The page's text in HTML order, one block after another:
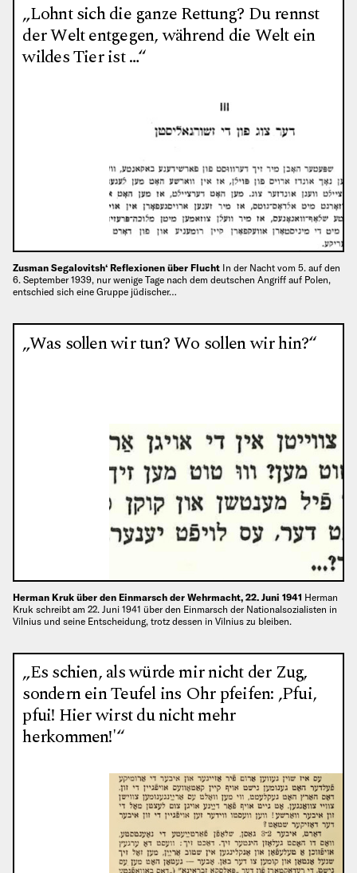
„Lohnt sich die ganze Rettung? Du rennst
der Welt entgegen, während die Welt ein
wildes Tier ist …“
Zusman Segalovitsh‘ Reflexionen über Flucht In der Nacht vom 5. auf den
6. September 1939, nur wenige Tage nach dem deutschen Angriff auf Polen,
entschied sich eine Gruppe jüdischer…
„Was sollen wir tun? Wo sollen wir hin?“
Herman Kruk über den Einmarsch der Wehrmacht, 22. Juni 1941 Herman
Kruk schreibt am 22. Juni 1941 über den Einmarsch der Nationalsozialisten in
Vilnius und seine Entscheidung, trotz dessen in Vilnius zu bleiben.
„Es schien, als würde mir nicht der Zug,
sondern ein Teufel ins Ohr pfeifen: ‚Pfui,
pfui! Hier wirst du nicht mehr
herkommen!'“